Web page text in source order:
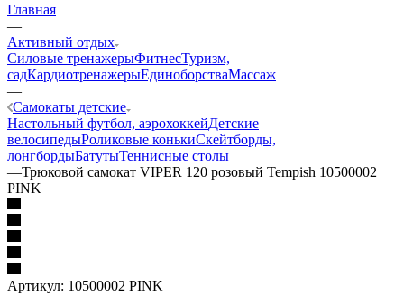
Главная
—
Активный отдых
Силовые тренажерыФитнесТуризм,
садКардиотренажерыЕдиноборстваМассаж
—
Самокаты детские
Настольный футбол, аэрохоккейДетские
велосипедыРоликовые конькиСкейтборды,
лонгбордыБатутыТеннисные столы
—Трюковой самокат VIPER 120 розовый Tempish 10500002
PINK
Артикул: 10500002 PINK